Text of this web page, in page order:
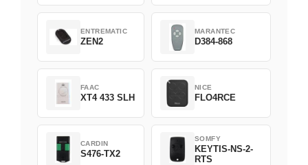
ENTREMATIC
ZEN2
MARANTEC
D384-868
FAAC
XT4 433 SLH
NICE
FLO4RCE
CARDIN
S476-TX2
SOMFY
KEYTIS-NS-2-
RTS